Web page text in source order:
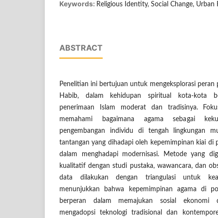
Keywords: Religious Identity, Social Change, Urban
ABSTRACT
Penelitian ini bertujuan untuk mengeksplorasi peran
Habib, dalam kehidupan spiritual kota-kota
penerimaan Islam moderat dan tradisinya.
memahami bagaimana agama sebagai
pengembangan individu di tengah lingkungan
tantangan yang dihadapi oleh kepemimpinan kiai di
dalam menghadapi modernisasi. Metode yang
kualitatif dengan studi pustaka, wawancara, dan
data dilakukan dengan triangulasi untuk
menunjukkan bahwa kepemimpinan agama di
berperan dalam memajukan sosial ekonomi
mengadopsi teknologi tradisional dan